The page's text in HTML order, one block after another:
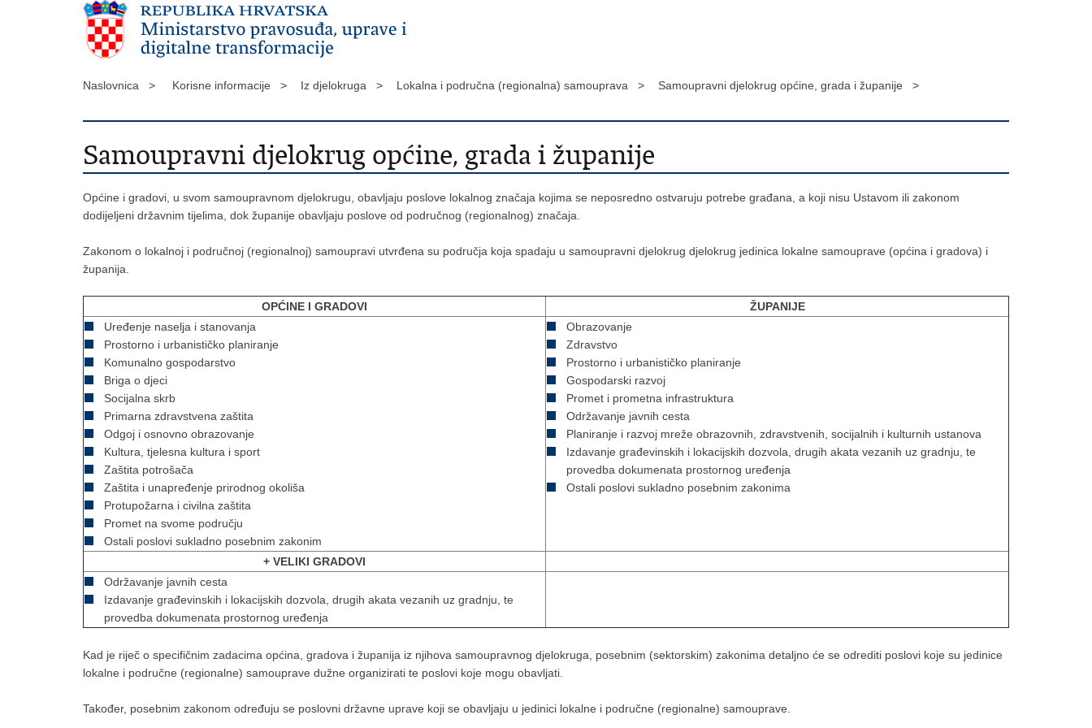
Naslovnica > Korisne informacije > Iz djelokruga > Lokalna i područna (regionalna) samouprava > Samoupravni djelokrug općine, grada i županije >
Samoupravni djelokrug općine, grada i županije
Općine i gradovi, u svom samoupravnom djelokrugu, obavljaju poslove lokalnog značaja kojima se neposredno ostvaruju potrebe građana, a koji nisu Ustavom ili zakonom
dodijeljeni državnim tijelima, dok županije obavljaju poslove od područnog (regionalnog) značaja.
Zakonom o lokalnoj i područnoj (regionalnoj) samoupravi utvrđena su područja koja spadaju u samoupravni djelokrug djelokrug jedinica lokalne samouprave (općina i gradova) i
županija.
OPĆINE I GRADOVI
ŽUPANIJE
Uređenje naselja i stanovanja
Prostorno i urbanističko planiranje
Komunalno gospodarstvo
Briga o djeci
Socijalna skrb
Primarna zdravstvena zaštita
Odgoj i osnovno obrazovanje
Kultura, tjelesna kultura i sport
Zaštita potrošača
Zaštita i unapređenje prirodnog okoliša
Protupožarna i civilna zaštita
Promet na svome području
Ostali poslovi sukladno posebnim zakonim
Obrazovanje
Zdravstvo
Prostorno i urbanističko planiranje
Gospodarski razvoj
Promet i prometna infrastruktura
Održavanje javnih cesta
Planiranje i razvoj mreže obrazovnih, zdravstvenih, socijalnih i kulturnih ustanova
Izdavanje građevinskih i lokacijskih dozvola, drugih akata vezanih uz gradnju, te
provedba dokumenata prostornog uređenja
Ostali poslovi sukladno posebnim zakonima
+ VELIKI GRADOVI
Održavanje javnih cesta
Izdavanje građevinskih i lokacijskih dozvola, drugih akata vezanih uz gradnju, te
provedba dokumenata prostornog uređenja
Kad je riječ o specifičnim zadacima općina, gradova i županija iz njihova samoupravnog djelokruga, posebnim (sektorskim) zakonima detaljno će se odrediti poslovi koje su jedinice
lokalne i područne (regionalne) samouprave dužne organizirati te poslovi koje mogu obavljati.
Također, posebnim zakonom određuju se poslovni državne uprave koji se obavljaju u jedinici lokalne i područne (regionalne) samouprave.